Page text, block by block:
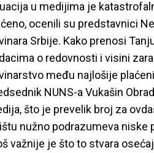
u medijima je
ocenili su predstavnici
Srbije. Kako prenosi
o redovnosti i visini
među najlošije
NUNS-a Vukašin
što je prevelik broj za
nužno podrazumeva niske
važnije je što to stvara